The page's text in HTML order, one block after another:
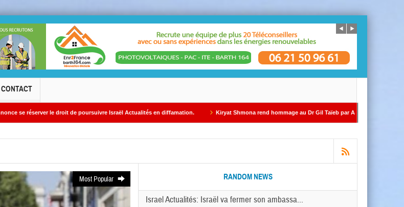
CONTACT
de poursuivre Israël Actualités en diffamation. Kiryat Shmona rend hommage au Dr Gil Taïeb par Alain AZRIA ÉDITORIAL – Par
Most Popular RANDOM NEWS
Israel Actualités: Israël va fermer son ambassa...